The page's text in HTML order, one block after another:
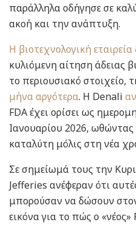
παράλληλα οδήγησε σε
ακοή και την ανάπτυξη.
Η βιοτεχνολογική εταιρεία
κυλιόμενη αίτηση άδειας
το περιουσιακό στοιχείο,
μήνα αργότερα. Η Denali
FDA έχει ορίσει ως
Ιανουαρίου 2026,
καταλύτη μόλις στη νέα
Σε σημείωμά τους την
Jefferies ανέφεραν ότι
μπορούσαν να δώσουν
εικόνα για το πώς ο «νέος»